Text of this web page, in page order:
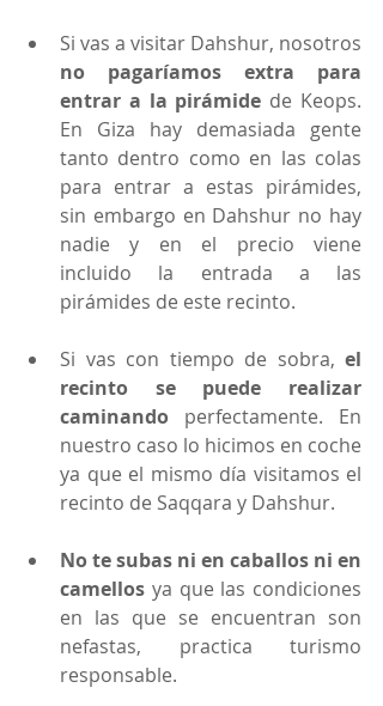
no pagaríamos extra para
entrar a la pirámide de Keops.
En Giza hay demasiada gente
tanto dentro como en las colas
para entrar a estas pirámides,
sin embargo en Dahshur no hay
nadie y en el precio viene
incluido la entrada a las
pirámides de este recinto.
Si vas con tiempo de sobra, el
recinto se puede realizar
caminando perfectamente. En
nuestro caso lo hicimos en coche
ya que el mismo día visitamos el
recinto de Saqqara y Dahshur.
No te subas ni en caballos ni en
camellos ya que las condiciones
en las que se encuentran son
nefastas, practica turismo
responsable.